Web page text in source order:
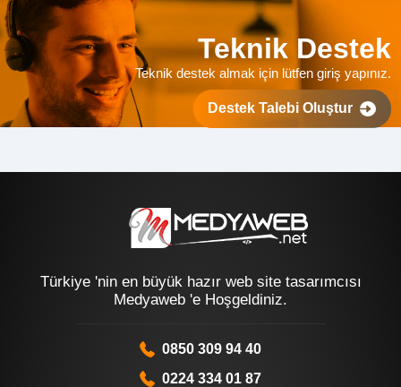
Teknik Destek
Teknik destek almak için lütfen giriş yapınız.
Destek Talebi Oluştur
Türkiye 'nin en büyük hazır web site tasarımcısı
Medyaweb 'e Hoşgeldiniz.
0850 309 94 40
0224 334 01 87